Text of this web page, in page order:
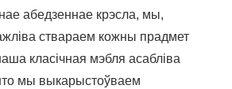
абедзеннае крэсла, мы,
ствараем кожны прадмет
класічная мэбля асабліва
мы выкарыстоўваем